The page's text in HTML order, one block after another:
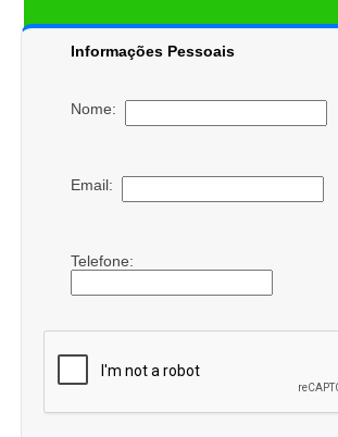
Informações Pessoais
Nome:
Email:
Telefone: